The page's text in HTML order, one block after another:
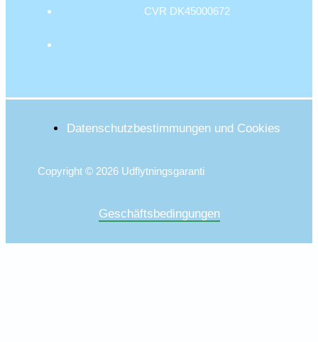
CVR DK45000672
Datenschutzbestimmungen und Cookies
Copyright © 2026 Udflytningsgaranti
Geschäftsbedingungen